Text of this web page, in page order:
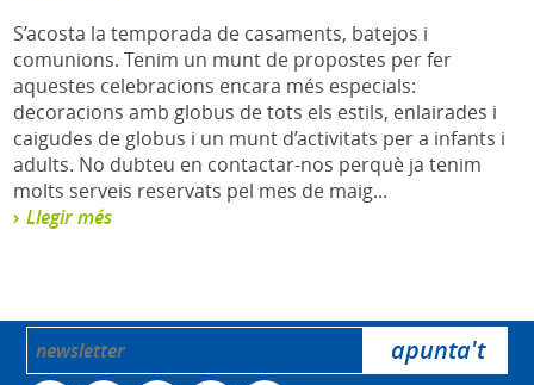
S’acosta la temporada de casaments, batejos i
comunions. Tenim un munt de propostes per fer
aquestes celebracions encara més especials:
decoracions amb globus de tots els estils, enlairades i
caigudes de globus i un munt d’activitats per a infants i
adults. No dubteu en contactar-nos perquè ja tenim
molts serveis reservats pel mes de maig...
Llegir més